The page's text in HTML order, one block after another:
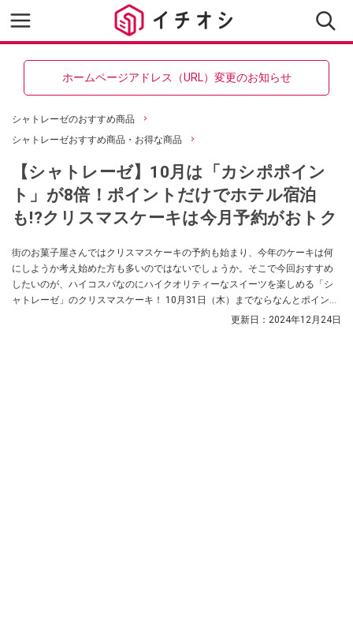
ホームページアドレス（URL）変更のお知らせ
シャトレーゼのおすすめ商品
シャトレーゼおすすめ商品・お得な商品
【シャトレーゼ】10月は「カシポポイン
ト」が8倍！ポイントだけでホテル宿泊
も!?クリスマスケーキは今月予約がおトク
街のお菓子屋さんではクリスマスケーキの予約も始まり、今年のケーキは何
にしようか考え始めた方も多いのではないでしょうか。そこで今回おすすめ
したいのが、ハイコスパなのにハイクオリティーなスイーツを楽しめる「シ
ャトレーゼ」のクリスマスケーキ！ 10月31日（木）までならなんとポイント
8倍！ 早めの予約をすることで、独自のポイント「カシポポイント」がいつも
更新日： 2024年12月24日